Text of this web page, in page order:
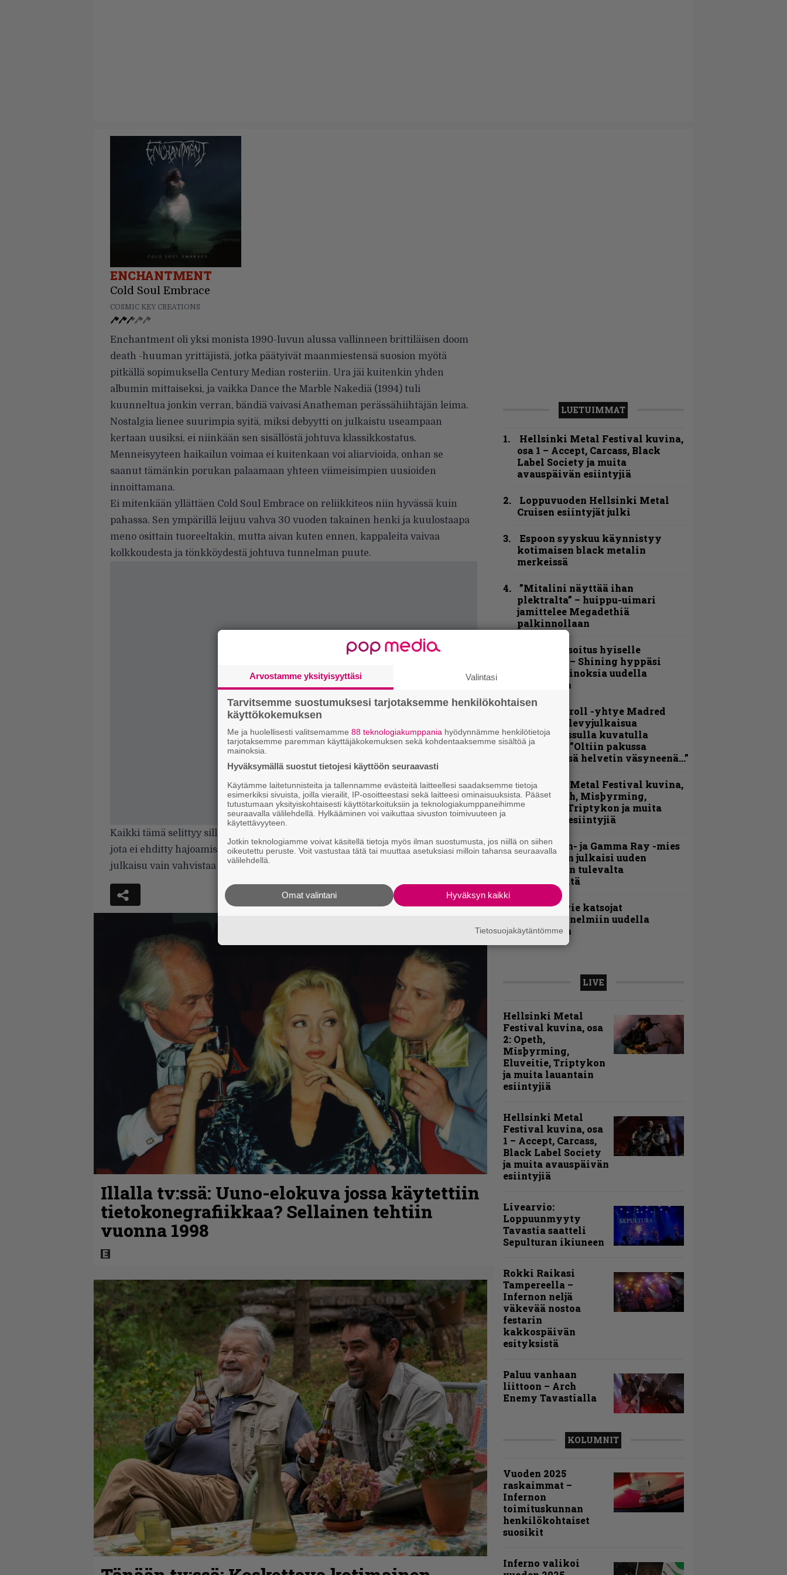
ENCHANTMENT
Cold Soul Embrace
COSMIC KEY CREATIONS
Enchantment oli yksi monista 1990-luvun alussa vallinneen brittiläisen doom
death -huuman yrittäjistä, jotka päätyivät maanmiestensä suosion myötä
pitkällä sopimuksella Century Median rosteriin. Ura jäi kuitenkin yhden
albumin mittaiseksi, ja vaikka Dance the Marble Nakediä (1994) tuli
kuunneltua jonkin verran, bändiä vaivasi Anatheman perässähiihtäjän leima.
Nostalgia lienee suurimpia syitä, miksi debyytti on julkaistu useampaan
kertaan uusiksi, ei niinkään sen sisällöstä johtuva klassikkostatus.
Menneisyyteen haikailun voimaa ei kuitenkaan voi aliarvioida, onhan se
saanut tämänkin porukan palaamaan yhteen viimeisimpien uusioiden
innoittamana.
Ei mitenkään yllättäen Cold Soul Embrace on reliikkiteos niin hyvässä kuin
pahassa. Sen ympärillä leijuu vahva 30 vuoden takainen henki ja kuulostaapa
meno osittain tuoreeltakin, mutta aivan kuten ennen, kappaleita vaivaa
kolkkoudesta ja tönkköydestä johtuva tunnelman puute.
Kaikki tämä selittyy sillä, että nämä biisit on sävelletty aikoinaan kakkoslevylle,
jota ei ehditty hajoamisen vuoksi äänittää. Kiehtovasta taustasta huolimatta
julkaisu vain vahvistaa Enchantmentin b-luokkaisuutta.
Illalla tv:ssä: Uuno-elokuva jossa käytettiin
tietokonegrafiikkaa? Sellainen tehtiin
vuonna 1998
LUETUIMMAT
Hellsinki Metal Festival kuvina,
osa 1 – Accept, Carcass, Black
Label Society ja muita
avauspäivän esiintyjiä
Loppuvuoden Hellsinki Metal
Cruisen esiintyjät julki
Espoon syyskuu käynnistyy
kotimaisen black metalin
merkeissä
”Mitalini näyttää ihan
plektralta” – huippu-uimari
jamittelee Megadethiä
palkinnollaan
Kunnianosoitus hyiselle
Pohjolalle – Shining hyppäsi
keskelle kinoksia uudella
videollaan
Thrash ’n’ roll -yhtye Madred
ryydittää levyjulkaisua
keikkareissulla kuvatulla
videolla – ”Oltiin pakussa
kusihädässä helvetin väsyneenä…”
Hellsinki Metal Festival kuvina,
osa 2: Opeth, Misþyrming,
Eluveitie, Triptykon ja muita
lauantain esiintyjiä
Helloween- ja Gamma Ray -mies
Kai Hansen julkaisi uuden
maistiaisen tulevalta
soololevyltä
Anthrax vie katsojat
keikkatunnelmiin uudella
videollaan
LIVE
Hellsinki Metal
Festival kuvina, osa
2: Opeth,
Misþyrming,
Eluveitie, Triptykon
ja muita lauantain
esiintyjiä
Hellsinki Metal
Festival kuvina, osa
1 – Accept, Carcass,
Black Label Society
ja muita avauspäivän
esiintyjiä
Livearvio:
Loppuunmyyty
Tavastia saatteli
Sepulturan ikiuneen
Rokki Raikasi
Tampereella –
Infernon neljä
väkevää nostoa
festarin
kakkospäivän
esityksistä
Paluu vanhaan
liittoon – Arch
Enemy Tavastialla
KOLUMNIT
Vuoden 2025
raskaimmat –
Infernon
toimituskunnan
henkilökohtaiset
suosikit
Inferno valikoi
Arvostamme yksityisyyttäsi Valintasi
Tarvitsemme suostumuksesi tarjotaksemme henkilökohtaisen
käyttökokemuksen
Me ja huolellisesti valitsemamme 88 teknologiakumppania hyödynnämme henkilötietoja
tarjotaksemme paremman käyttäjäkokemuksen sekä kohdentaaksemme sisältöä ja
mainoksia.
Hyväksymällä suostut tietojesi käyttöön seuraavasti
Käytämme laitetunnisteita ja tallennamme evästeitä laitteellesi saadaksemme tietoja
esimerkiksi sivuista, joilla vierailit, IP-osoitteestasi sekä laitteesi ominaisuuksista. Pääset
tutustumaan yksityiskohtaisesti käyttötarkoituksiin ja teknologiakumppaneihimme
seuraavalla välilehdellä. Hylkääminen voi vaikuttaa sivuston toimivuuteen ja
käytettävyyteen.
Jotkin teknologiamme voivat käsitellä tietoja myös ilman suostumusta, jos niillä on siihen
oikeutettu peruste. Voit vastustaa tätä tai muuttaa asetuksiasi milloin tahansa seuraavalla
välilehdellä.
Hyväksyn kaikki
Omat valintani
Tietosuojakäytäntömme